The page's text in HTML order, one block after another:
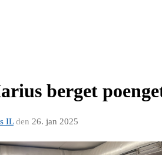
berget
ILden 26. jan 2025